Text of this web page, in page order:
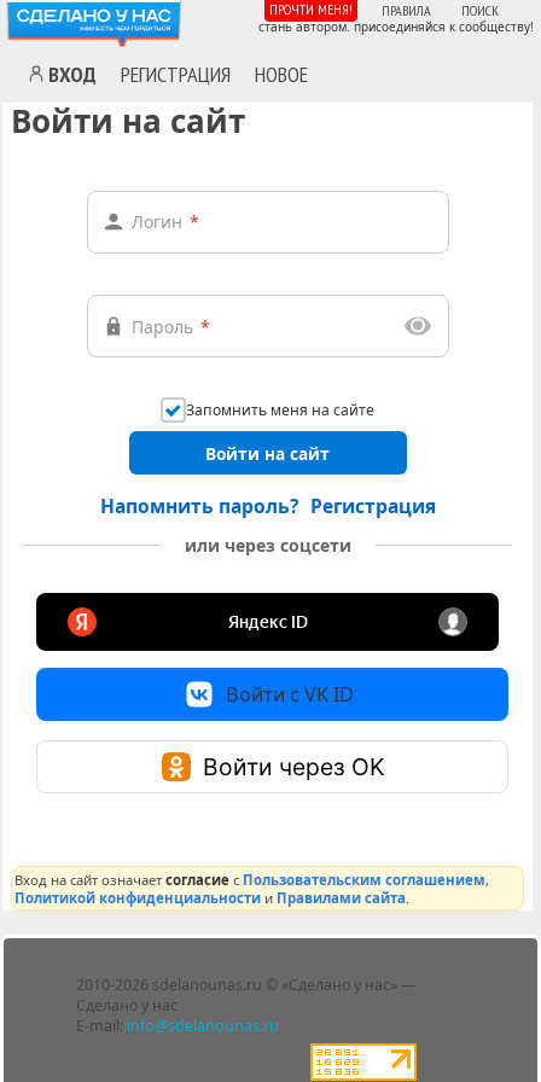
ВХОД РЕГИСТРАЦИЯ НОВОЕ
ПРОЧТИ МЕНЯ! ПРАВИЛА ПОИСК
стань автором. присоединяйся к сообществу!
Войти на сайт
Логин *
Пароль *
Запомнить меня на сайте
Войти на сайт
Напомнить пароль? Регистрация
или через соцсети
Войти с VK ID
Войти через OK
Вход на сайт означаетсогласие с Пользовательским соглашением,
Политикой конфиденциальности и Правилами сайта
2010-2026 sdelanounas.ru © «Сделано у нас» —
Сделано у нас
E-mail: info@sdelanounas.ru
Блоги
Люди
Политика